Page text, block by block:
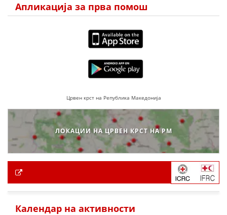
Апликација за прва помош
Црвен крст на Република Македонија
ЛОКАЦИИ НА ЦРВЕН КРСТ НА РМ
Календар на активности